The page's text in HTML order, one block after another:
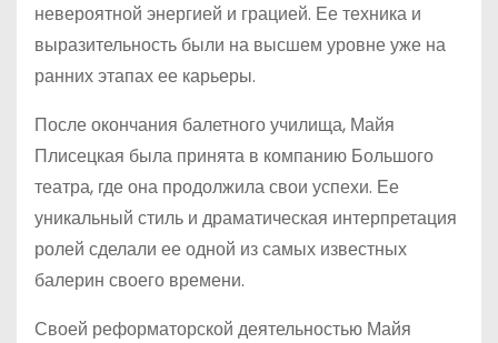
невероятной энергией и грацией. Ее техника и
выразительность были на высшем уровне уже на
ранних этапах ее карьеры.
После окончания балетного училища, Майя
Плисецкая была принята в компанию Большого
театра, где она продолжила свои успехи. Ее
уникальный стиль и драматическая интерпретация
ролей сделали ее одной из самых известных
балерин своего времени.
Своей реформаторской деятельностью Майя